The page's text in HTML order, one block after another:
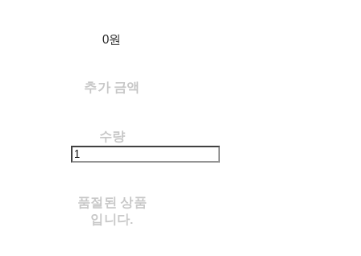
0원
추가 금액
수량
품절된 상품
입니다.